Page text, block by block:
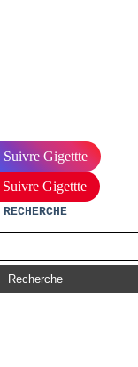
Suivre Gigettte
Suivre Gigettte
RECHERCHE